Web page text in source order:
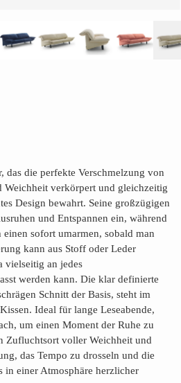
das die perfekte Verschmelzung von
verkörpert und gleichzeitig
Design bewahrt. Seine großzügigen
und Entspannen ein, während
sofort umarmen, sobald man
kann aus Stoff oder Leder
vielseitig an jedes
werden kann. Die klar definierte
Schnitt der Basis, steht im
Ideal für lange Leseabende,
um einen Moment der Ruhe zu
Zufluchtsort voller Weichheit und
das Tempo zu drosseln und die
in einer Atmosphäre herzlicher